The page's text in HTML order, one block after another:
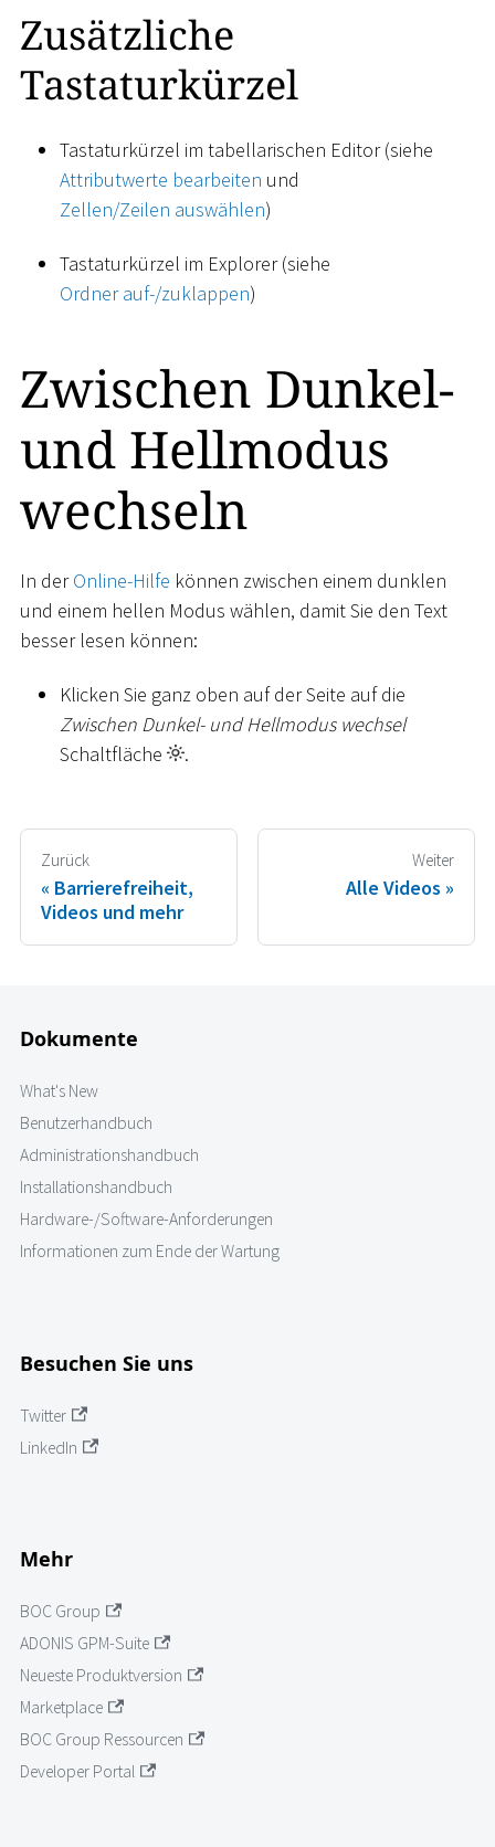
Zusätzliche
Tastaturkürzel
Tastaturkürzel im tabellarischen Editor (siehe
Attributwerte bearbeiten und
Zellen/Zeilen auswählen)
Tastaturkürzel im Explorer (siehe
Ordner auf-/zuklappen)
Zwischen Dunkel-
und Hellmodus
wechseln
In derOnline-Hilfe können zwischen einem dunklen
und einem hellen Modus wählen, damit Sie den Text
besser lesen können:
Klicken Sie ganz oben auf der Seite auf die
Zwischen Dunkel- und Hellmodus wechsel
Schaltfläche
.
Zurück
Barrierefreiheit,
Videos und mehr
Weiter
Alle Videos
Dokumente
What's New
Benutzerhandbuch
Administrationshandbuch
Installationshandbuch
Hardware-/Software-Anforderungen
Informationen zum Ende der Wartung
Besuchen Sie uns
Twitter
LinkedIn
Mehr
BOC Group
ADONIS GPM-Suite
Neueste Produktversion
Marketplace
BOC Group Ressourcen
Developer Portal